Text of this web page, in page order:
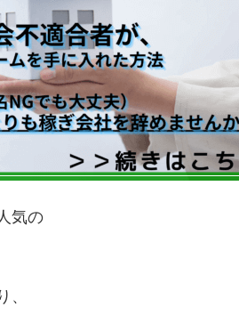
気の
、